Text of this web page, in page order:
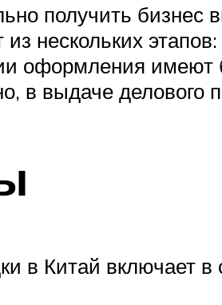
получить бизнес
нескольких
оформления имеют
в выдаче делового
в Китай включает в